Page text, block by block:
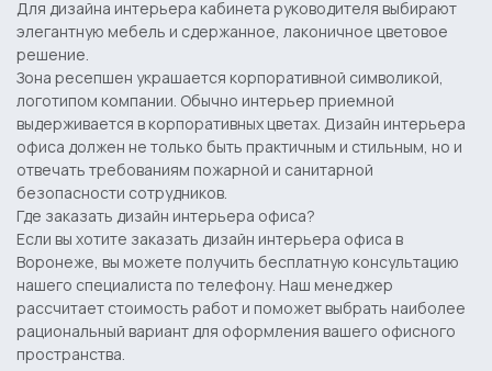
Для дизайна интерьера кабинета руководителя выбирают
элегантную мебель и сдержанное, лаконичное цветовое
решение.
Зона ресепшен украшается корпоративной символикой,
логотипом компании. Обычно интерьер приемной
выдерживается в корпоративных цветах. Дизайн интерьера
офиса должен не только быть практичным и стильным, но и
отвечать требованиям пожарной и санитарной
безопасности сотрудников.
Где заказать дизайн интерьера офиса?
Если вы хотите заказать дизайн интерьера офиса в
Воронеже, вы можете получить бесплатную консультацию
нашего специалиста по телефону. Наш менеджер
рассчитает стоимость работ и поможет выбрать наиболее
рациональный вариант для оформления вашего офисного
пространства.